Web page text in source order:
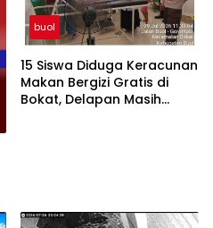
buol
15 Siswa Diduga Keracunan
Makan Bergizi Gratis di
Bokat, Delapan Masih